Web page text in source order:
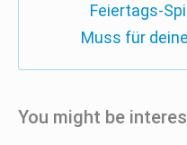
Feiertags-
Muss für
You might be